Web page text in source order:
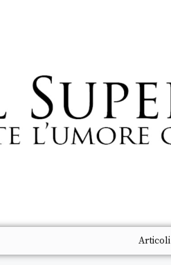
Articoli